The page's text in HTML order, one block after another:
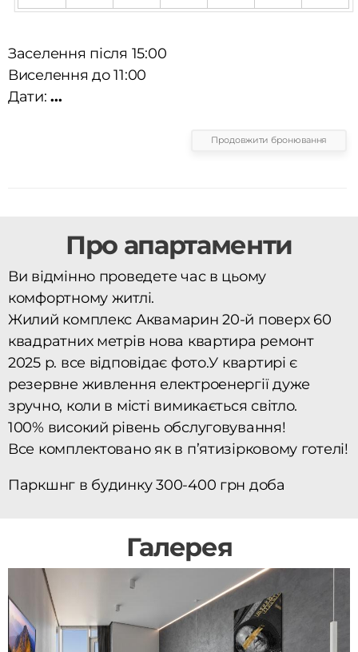
Заселення після 15:00
Виселення до 11:00
Дати:...
Продовжити бронювання
Про апартаменти
Ви відмінно проведете час в цьому
комфортному житлі.
Жилий комплекс Аквамарин 20-й поверх 60
квадратних метрів нова квартира ремонт
2025 р. все відповідає фото.У квартирі є
резервне живлення електроенергії дуже
зручно, коли в місті вимикається світло.
100% високий рівень обслуговування!
Все комплектовано як в п’ятизірковому готелі!
Паркшнг в будинку 300-400 грн доба
Галерея